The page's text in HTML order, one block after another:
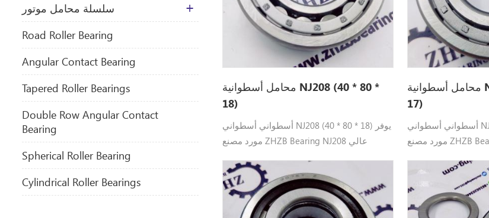
محامل أسطوانية NJ208 (40 * 80 *
18)
أسطواني أسطواني NJ208 (40 * 80 * 18) يوفر
مورد مصنع ZHZB Bearing NJ208 عالي
محامل أسطوانية NJ207 (35 * 72 *
17)
أسطواني أسطواني NJ207 (35 * 72 * 17) يوفر
مورد مصنع ZHZB Bearing NJ207 عالي
سلسلة محامل موتور
​Road Roller Bearing
Angular Contact Bearing
Tapered Roller Bearings
Double Row Angular Contact
Bearing
Spherical Roller Bearing
Cylindrical Roller Bearings